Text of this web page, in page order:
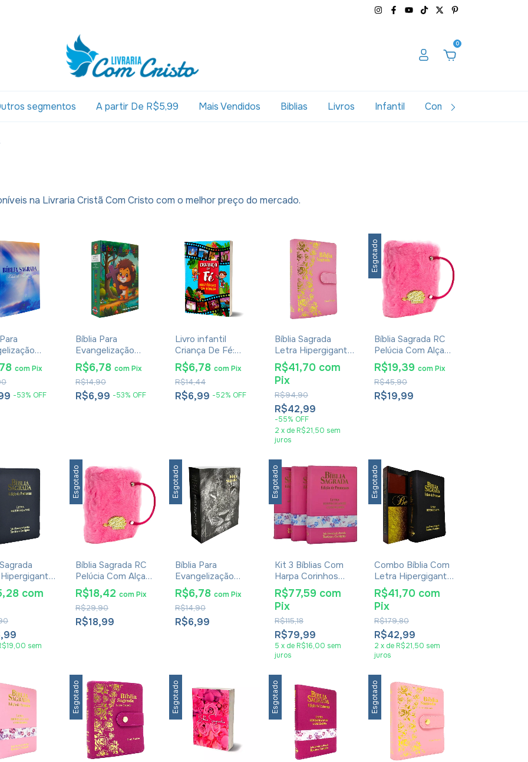
0
segmentos A partir De R$5,99 Mais Vendidos Biblias Livros Infantil Combos
na Livraria Cristã Com Cristo com o melhor preço do mercado.
- RC
De
-53% OFF
comPix
Bíblia Para
Evangelização
Pequena - RC
Edição De
Promessas - Capa
Infantil
R$6,99 -53% OFF
R$14,90
R$6,78 comPix
Livro infantil
Criança De Fé:
História Da Bíblia
R$6,99 -52% OFF
R$14,44
R$6,78 comPix
Bíblia Sagrada
Letra Hipergigante
Harpa Avivada E
Corinhos - Carteira
Rosa Claro
R$42,99
-55% OFF
R$94,90
R$41,70 com
Pix
2 x de R$21,50 sem
juros
Esgotado
Bíblia Sagrada RC
Pelúcia Com Alça
Boneca Pink
R$19,99
R$45,90
R$19,39 comPix
De
Zíper
com
sem
Esgotado
Bíblia Sagrada RC
Pelúcia Com Alça
Pink
R$18,99
R$29,90
R$18,42 comPix
Esgotado
Bíblia Para
Evangelização
Pequena - RC
Edição de
Promessas - Capa
Leão
R$6,99
R$14,90
R$6,78 comPix
Esgotado
Kit 3 Bíblias Com
Harpa Corinhos
Letra Hipergigante
Ziper Pink
R$79,99
R$115,18
R$77,59 com
Pix
5 x de R$16,00 sem
juros
Esgotado
Combo Bíblia Com
Letra Hipergigante
+ Dicionário Bíblico
Bereano
R$42,99
R$179,80
R$41,70 com
Pix
2 x de R$21,50 sem
juros
Esgotado Esgotado Esgotado Esgotado